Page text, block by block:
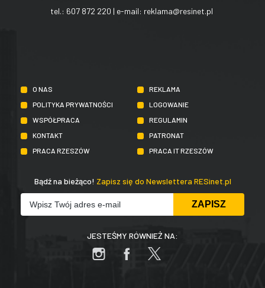
tel.: 607 872 220 | e-mail: reklama@resinet.pl
O NAS
REKLAMA
POLITYKA PRYWATNOŚCI
LOGOWANIE
WSPÓŁPRACA
REGULAMIN
KONTAKT
PATRONAT
PRACA RZESZÓW
PRACA IT RZESZÓW
Bądź na bieżąco! Zapisz się do Newslettera RESinet.pl
JESTEŚMY RÓWNIEŻ NA: